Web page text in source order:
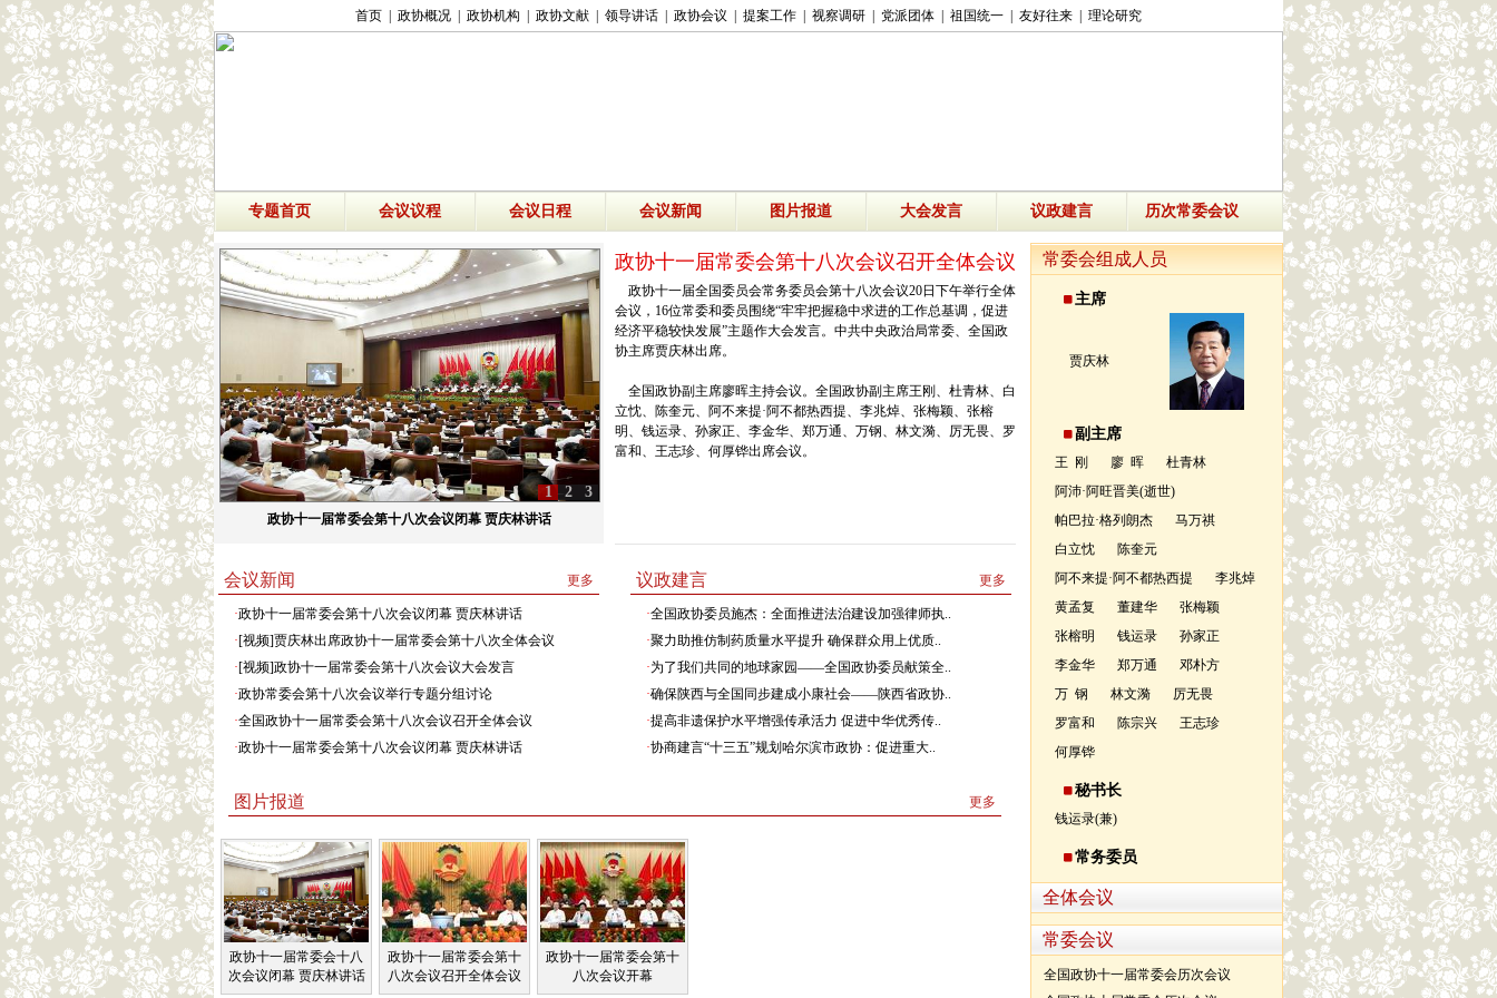
首页 政协概况 政协机构 政协文献 领导讲话 政协会议 提案工作 视察调研 党派团体 祖国统一 友好往来 理论研究
专题首页 会议议程 会议日程 会议新闻 图片报道 大会发言 议政建言 历次常委会议
政协十一届常委会第十八次会议闭幕 贾庆林讲话
1 2 3
政协十一届常委会第十八次会议召开全体会议
政协十一届全国委员会常务委员会第十八次会议20日下午举行全体
会议，16位常委和委员围绕“牢牢把握稳中求进的工作总基调，促进
经济平稳较快发展”主题作大会发言。中共中央政治局常委、全国政
协主席贾庆林出席。
全国政协副主席廖晖主持会议。全国政协副主席王刚、杜青林、白
立忱、陈奎元、阿不来提·阿不都热西提、李兆焯、张梅颖、张榕
明、钱运录、孙家正、李金华、郑万通、万钢、林文漪、厉无畏、罗
富和、王志珍、何厚铧出席会议。
会议新闻 更多
·政协十一届常委会第十八次会议闭幕 贾庆林讲话
·[视频]贾庆林出席政协十一届常委会第十八次全体会议
·[视频]政协十一届常委会第十八次会议大会发言
·政协常委会第十八次会议举行专题分组讨论
·全国政协十一届常委会第十八次会议召开全体会议
·政协十一届常委会第十八次会议闭幕 贾庆林讲话
议政建言 更多
·全国政协委员施杰：全面推进法治建设加强律师执..
·聚力助推仿制药质量水平提升 确保群众用上优质..
·为了我们共同的地球家园——全国政协委员献策全..
·确保陕西与全国同步建成小康社会——陕西省政协..
·提高非遗保护水平增强传承活力 促进中华优秀传..
·协商建言“十三五”规划哈尔滨市政协：促进重大..
图片报道 更多
政协十一届常委会十八
次会议闭幕 贾庆林讲话
政协十一届常委会第十
八次会议召开全体会议
政协十一届常委会第十
八次会议开幕
常委会组成人员
主席
贾庆林
副主席
王 刚 廖 晖
杜青林
阿沛·阿旺晋美(逝世)
帕巴拉·格列朗杰
马万祺
白立忱
陈奎元
阿不来提·阿不都热西提
李兆焯
黄孟复
董建华
张梅颖
张榕明
钱运录
孙家正
李金华
郑万通
邓朴方
万 钢
林文漪
厉无畏
罗富和
陈宗兴
王志珍
何厚铧
秘书长
钱运录(兼)
常务委员
全体会议
常委会议
全国政协十一届常委会历次会议